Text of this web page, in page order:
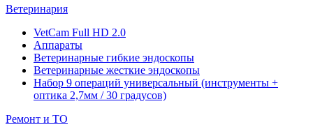
Ветеринария
VetCam Full HD 2.0
Аппараты
Ветеринарные гибкие эндоскопы
Ветеринарные жесткие эндоскопы
Набор 9 операций универсальный (инструменты +
оптика 2,7мм / 30 градусов)
Ремонт и ТО